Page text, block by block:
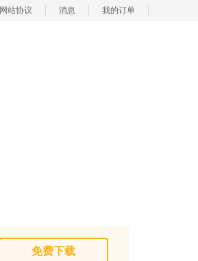
网站协议 消息 我的订单
免费下载